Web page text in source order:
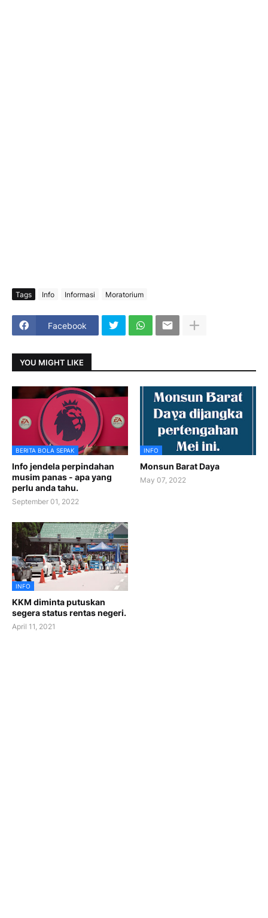
Tags Info Informasi Moratorium
Facebook
YOU MIGHT LIKE
BERITA BOLA SEPAK
Info jendela perpindahan
musim panas - apa yang
perlu anda tahu.
September 01, 2022
INFO
Monsun Barat Daya
May 07, 2022
INFO
KKM diminta putuskan
segera status rentas negeri.
April 11, 2021